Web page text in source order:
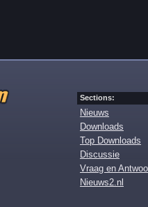
Sections:
Nieuws
Downloads
Top Downloads
Discussie
Vraag en
Nieuws2.nl